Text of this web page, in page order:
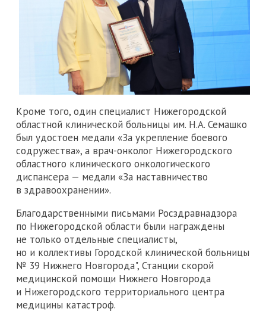
Кроме того, один специалист Нижегородской
областной клинической больницы им. Н.А. Семашко
был удостоен медали «За укрепление боевого
содружества», а врач-онколог Нижегородского
областного клинического онкологического
диспансера — медали «За наставничество
в здравоохранении».
Благодарственными письмами Росздравнадзора
по Нижегородской области были награждены
не только отдельные специалисты,
но и коллективы Городской клинической больницы
№ 39 Нижнего Новгорода", Станции скорой
медицинской помощи Нижнего Новгорода
и Нижегородского территориального центра
медицины катастроф.